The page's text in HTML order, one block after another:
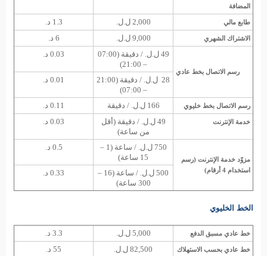
المضافة
طابع مالي 2,000 ل.ل. 1.3 د.
الاشتراك الشهري 9,000 ل.ل. 6 د.
رسم الاتصال بخط عادي
49 ل.ل. / دقيقة (07:00
– 21:00)
0.03 د.
28 ل.ل. / دقيقة (21:00
– 07:00)
0.01 د.
رسم الاتصال بخط خليوي 166 ل.ل. / دقيقة 0.11 د.
خدمة الإنترنت
49 ل.ل. / دقيقة (أقل
من ساعة)
0.03 د.
مزوّد خدمة الإنترنت (رسم
استخدام 4 أرقام)
750 ل.ل. / ساعة (1 –
15 ساعة)
0.5 د.
500 ل.ل. / ساعة (16 –
300 ساعة)
0.33 د.
الخط الخليوي
خط عادي مسبق الدفع 5,000 ل.ل. 3.3 د.
خط عادي بحسب الاستهلاك 82,500 ل.ل. 55 د.